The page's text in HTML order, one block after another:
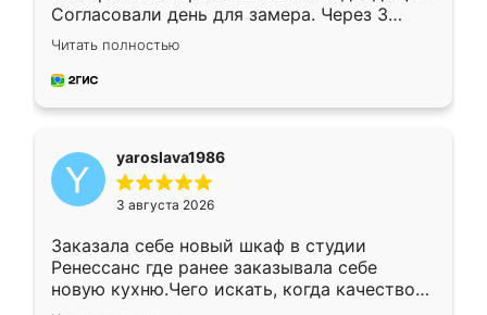
Согласовали день для замера. Через 3
недели кухня была уже готова. Остались
довольны работой. Спасибо Ренессанс
мебель за качественную работу!
Читать полностью
yaroslava1986
3 августа 2026
Заказала себе новый шкаф в студии
Ренессанс где ранее заказывала себе
новую кухню.Чего искать, когда качеством
вполне довольна. Служит кухня уже почти